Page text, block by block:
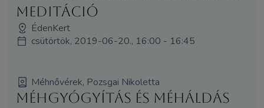
meditáció
ÉdenKert
csütörtök, 2019-06-20., 16:00 - 16:45
Méhnővérek, Pozsgai Nikoletta
Méhgyógyítás és MéhÁldás